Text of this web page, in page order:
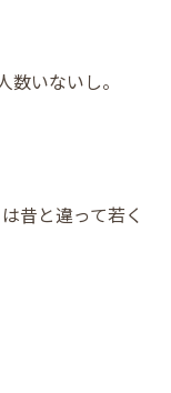
いないし。
昔と違って若く